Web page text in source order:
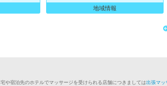
地域情報
や宿泊先のホテルでマッサージを受けられる店舗につきましては出張マッ